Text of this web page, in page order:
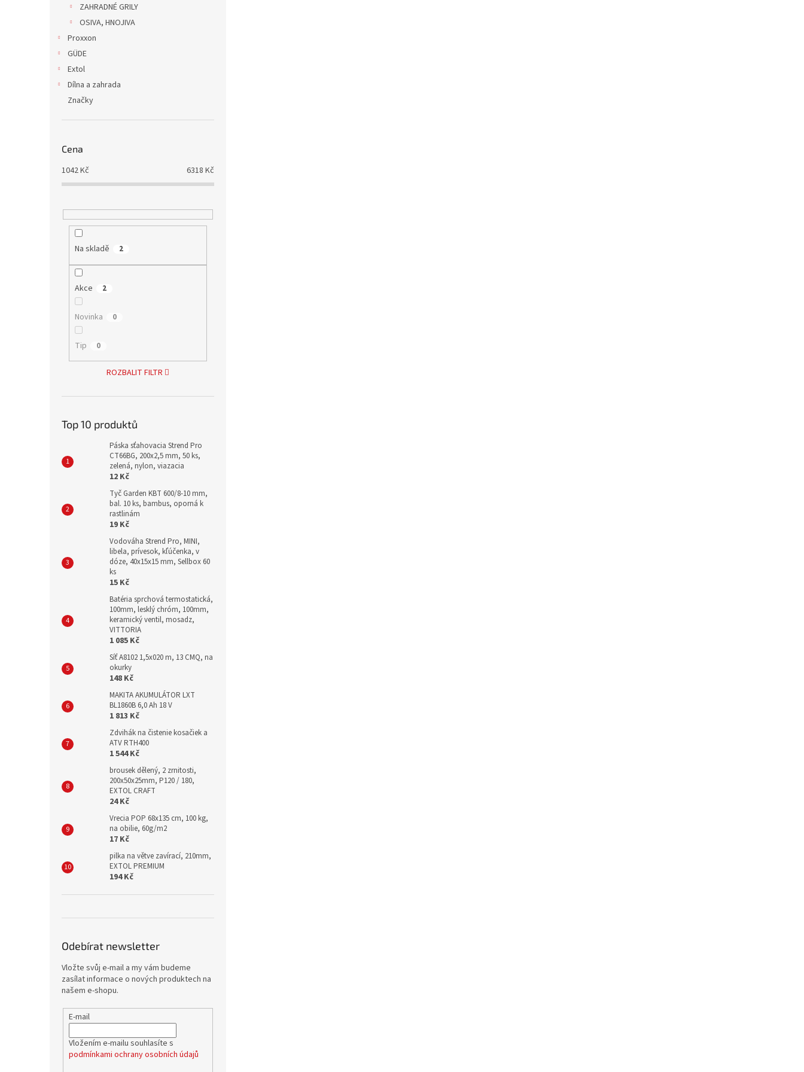
ZAHRADNÉ GRILY
OSIVA, HNOJIVA
Proxxon
GÜDE
Extol
Dílna a zahrada
Značky
Cena
1042Kč 6318 Kč
Na skladě 2
Akce 2
Novinka 0
Tip 0
ROZBALIT FILTR
Top 10 produktů
Páska sťahovacia Strend Pro
CT66BG, 200x2,5 mm, 50 ks,
zelená, nylon, viazacia
12 Kč
Tyč Garden KBT 600/8-10 mm,
bal. 10 ks, bambus, oporná k
rastlinám
19 Kč
Vodováha Strend Pro, MINI,
libela, prívesok, kľúčenka, v
dóze, 40x15x15 mm, Sellbox 60
ks
15 Kč
Batéria sprchová termostatická,
100mm, lesklý chróm, 100mm,
keramický ventil, mosadz,
VITTORIA
1 085 Kč
Síť A8102 1,5x020 m, 13 CMQ, na
okurky
148 Kč
MAKITA AKUMULÁTOR LXT
BL1860B 6,0 Ah 18 V
1 813 Kč
Zdvihák na čistenie kosačiek a
ATV RTH400
1 544 Kč
brousek dělený, 2 zrnitosti,
200x50x25mm, P120 / 180,
EXTOL CRAFT
24 Kč
Vrecia POP 68x135 cm, 100 kg,
na obilie, 60g/m2
17 Kč
pilka na větve zavírací, 210mm,
EXTOL PREMIUM
194 Kč
Odebírat newsletter
Vložte svůj e-mail a my vám budeme
zasílat informace o nových produktech na
našem e-shopu.
E-mail
Vložením e-mailu souhlasíte s
podmínkami ochrany osobních údajů